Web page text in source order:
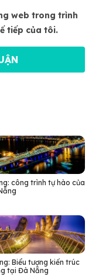
web trong trình
tiếp của tôi.
công trình tự hào của
Biểu tượng kiến trúc
tại Đà Nẵng